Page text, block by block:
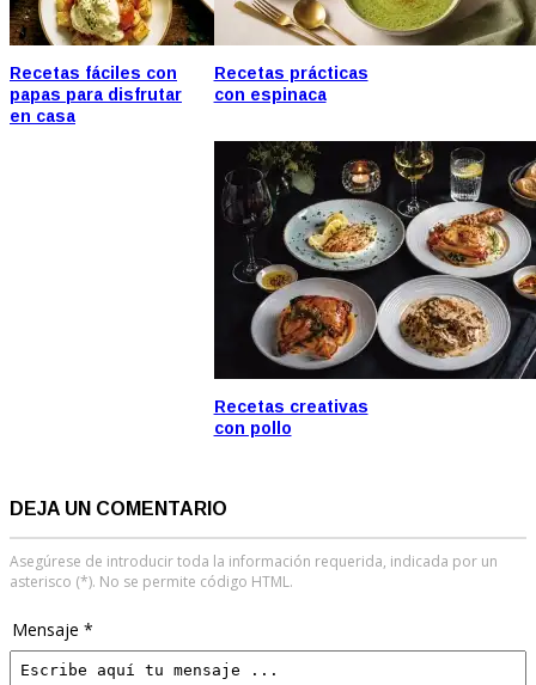
Recetas fáciles con
papas para disfrutar
en casa
Recetas prácticas
con espinaca
Recetas creativas
con pollo
DEJA UN COMENTARIO
Asegúrese de introducir toda la información requerida, indicada por un
asterisco (*). No se permite código HTML.
Mensaje *